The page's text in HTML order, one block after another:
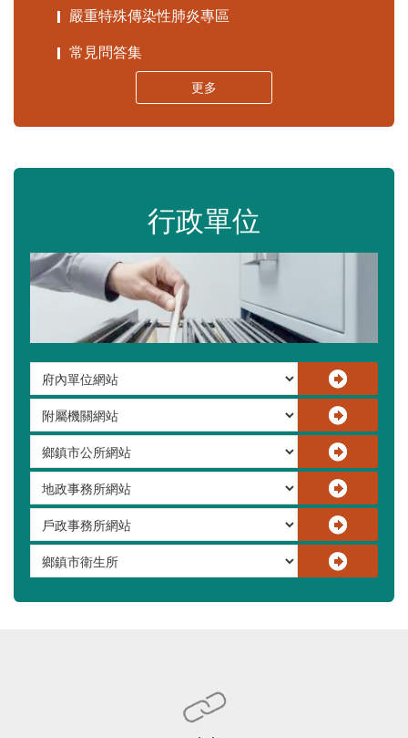
嚴重特殊傳染性肺炎專區
常見問答集
更多
行政單位